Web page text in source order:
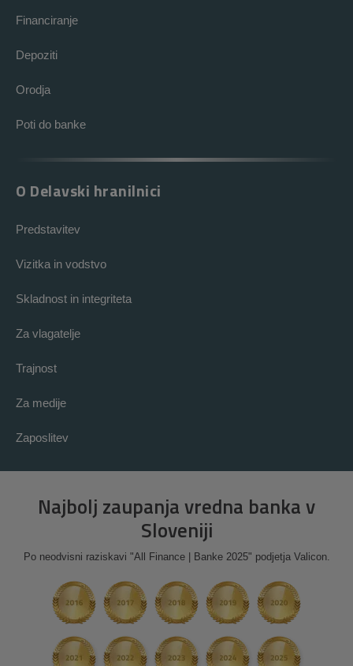
Financiranje
Depoziti
Orodja
Poti do banke
O Delavski hranilnici
Predstavitev
Vizitka in vodstvo
Skladnost in integriteta
Za vlagatelje
Trajnost
Za medije
Zaposlitev
Najbolj zaupanja vredna banka v
Sloveniji
Po neodvisni raziskavi "All Finance | Banke 2025" podjetja Valicon.